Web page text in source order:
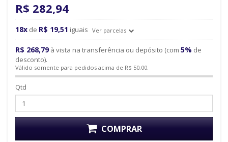
R$ 282,94
18x de R$ 19,51 iguais Ver parcelas
R$ 268,79à vista na transferência ou depósito (com 5% de
desconto).
Válido somente para pedidos acima de R$ 50,00.
Qtd
COMPRAR